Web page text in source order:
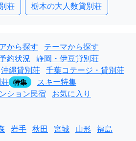
荘 栃木の大人数貸別荘
から探す
テーマから探す
約状況 静岡・伊豆貸別荘
沖縄貸別荘 千葉コテージ・貸別荘
特集
スキー特集
ション民宿 お気に入り
岩手 秋田 宮城 山形 福島